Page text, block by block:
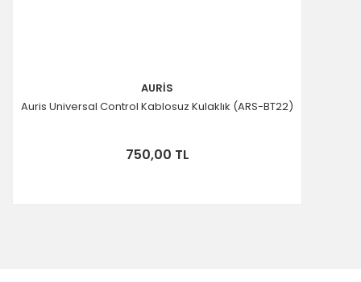
AURİS
Auris Universal Control Kablosuz Kulaklık (ARS-BT22)
750,00 TL